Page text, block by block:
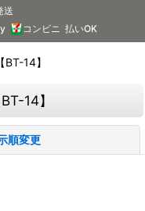
送
コンビニ 払いOK
14】
14】
順変更